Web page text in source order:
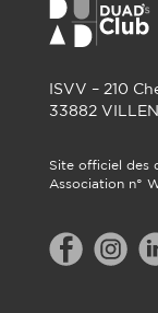
ISVV – 210
33882
Site officiel des
Association n°